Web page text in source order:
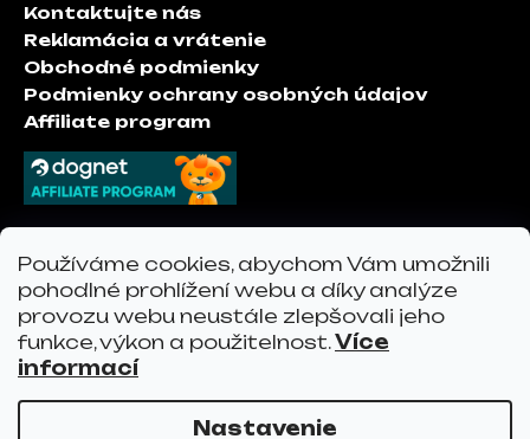
Používáme cookies, abychom Vám umožnili
pohodlné prohlížení webu a díky analýze
provozu webu neustále zlepšovali jeho
funkce, výkon a použitelnost.Více
informací
Nastavenie
Kontaktujte nás
Reklamácia a vrátenie
Obchodné podmienky
Podmienky ochrany osobných údajov
Affiliate program
Kontakt
podpora@vervoshop.com
vervo.sk